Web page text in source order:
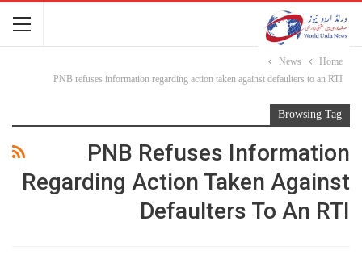
Home
News
PNB refuses information regarding action taken against defaulters to an RTI
Browsing Tag
PNB Refuses Information
Regarding Action Taken Against
Defaulters To An RTI